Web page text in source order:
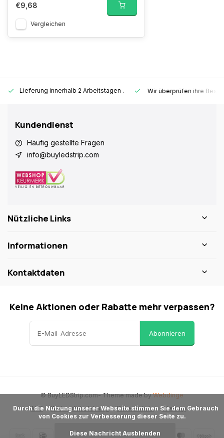
€9,68
Vergleichen
Lieferung innerhalb 2 Arbeitstagen . Wir überprüfen ihre
Kundendienst
Häufig gestellte Fragen
info@buyledstrip.com
Nützliche Links
Informationen
Kontaktdaten
Keine Aktionen oder Rabatte mehr verpassen?
Abonnieren
AGB Widerrufsbelehrung Datenschutz Sitemap
© BuyLEDStrip.com- Theme made byWebdinge
von Cookies zur Verbesserung dieser Seite zu.
Diese Nachricht Ausblenden